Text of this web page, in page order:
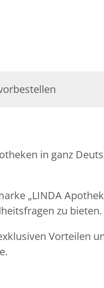
in ganz
„LINDA
zu bieten.
Vorteilen